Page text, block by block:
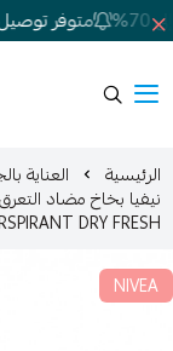
متوفر
الرئيسية العناية
DRY FRESH
NIVEA